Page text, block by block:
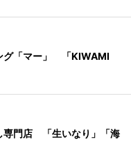
グ「マー」 「KIWAMI
専門店 「生いなり」「海